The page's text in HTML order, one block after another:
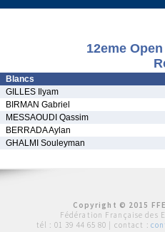
12eme
Blancs
GILLES Ilyam
BIRMAN Gabriel
MESSAOUDI Qassim
BERRADA Aylan
GHALMI Souleyman
Copyright © 2015
Fédération Française des
tél : 01 39 44 65 80 | contact :